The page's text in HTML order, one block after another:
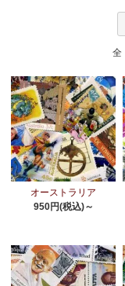
全
オーストラリア
950円(税込)～